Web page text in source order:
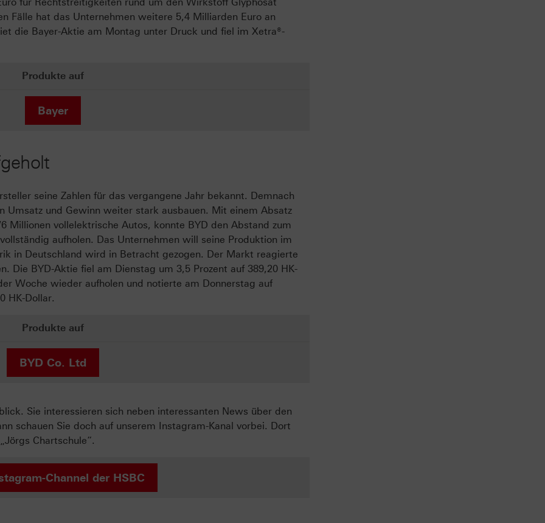
Fälle hat das Unternehmen weitere 5,4 Milliarden Euro an
die Bayer-Aktie am Montag unter Druck und fiel im Xetra®-
Produkte auf
Bayer
seine Zahlen für das vergangene Jahr bekannt. Demnach
Umsatz und Gewinn weiter stark ausbauen. Mit einem Absatz
Millionen vollelektrische Autos, konnte BYD den Abstand zum
aufholen. Das Unternehmen will seine Produktion im
in Deutschland wird in Betracht gezogen. Der Markt reagierte
Die BYD-Aktie fiel am Dienstag um 3,5 Prozent auf 389,20 HK-
Woche wieder aufholen und notierte am Donnerstag auf
HK-Dollar.
Produkte auf
BYD Co. Ltd
Sie interessieren sich neben interessanten News über den
schauen Sie doch auf unserem Instagram-Kanal vorbei. Dort
Chartschule“.
Channel der HSBC